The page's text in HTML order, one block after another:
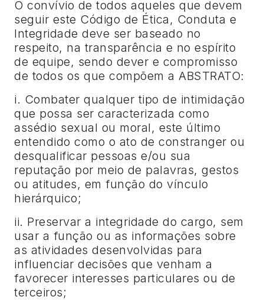
O convívio de todos aqueles que devem
seguir este Código de Ética, Conduta e
Integridade deve ser baseado no
respeito, na transparência e no espírito
de equipe, sendo dever e compromisso
de todos os que compõem a ABSTRATO:
i. Combater qualquer tipo de intimidação
que possa ser caracterizada como
assédio sexual ou moral, este último
entendido como o ato de constranger ou
desqualificar pessoas e/ou sua
reputação por meio de palavras, gestos
ou atitudes, em função do vínculo
hierárquico;
ii. Preservar a integridade do cargo, sem
usar a função ou as informações sobre
as atividades desenvolvidas para
influenciar decisões que venham a
favorecer interesses particulares ou de
terceiros;